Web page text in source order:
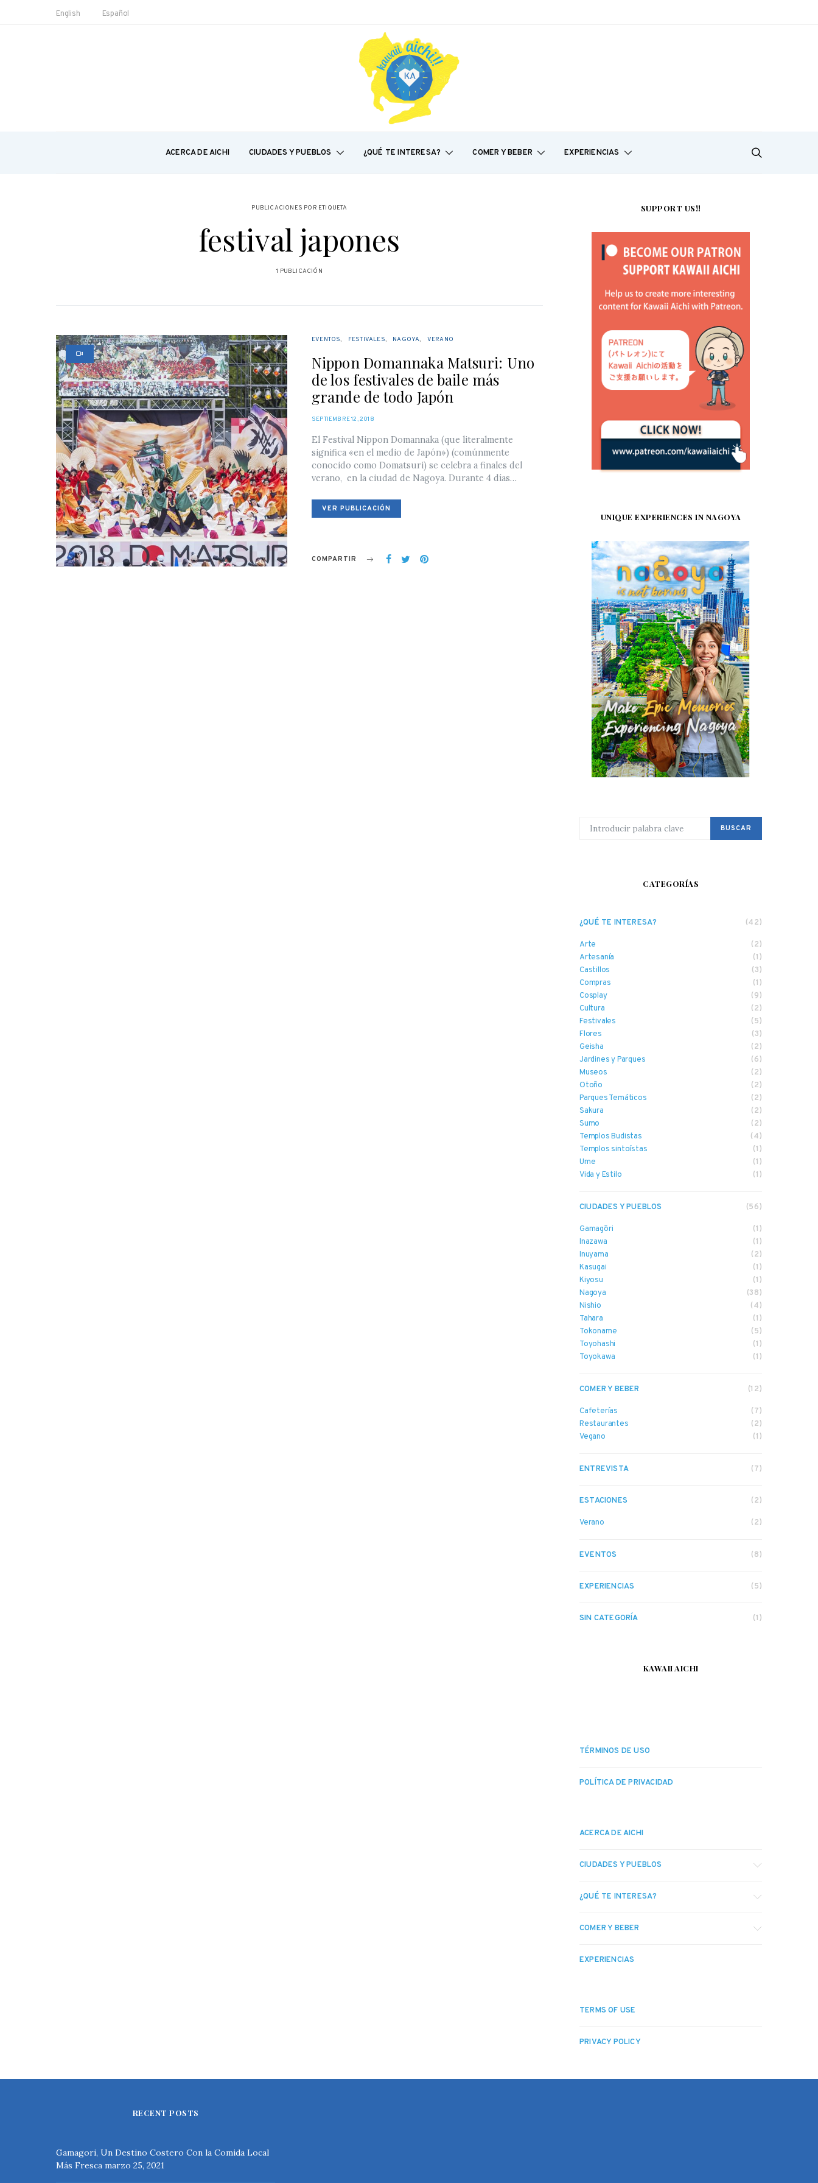
English Español
ACERCA DE AICHI CIUDADES Y PUEBLOS ¿QUÉ TE INTERESA? COMER Y BEBER EXPERIENCIAS
PUBLICACIONES POR ETIQUETA
festival japones
1 PUBLICACIÓN
EVENTOS FESTIVALES NAGOYA VERANO
Nippon Domannaka Matsuri: Uno
de los festivales de baile más
grande de todo Japón
POSTED
SEPTIEMBRE 12, 2018
El Festival Nippon Domannaka (que literalmente
significa «en el medio de Japón») (comúnmente
conocido como Domatsuri) se celebra a finales del
verano, en la ciudad de Nagoya. Durante 4 días…
VER PUBLICACIÓN
COMPARTIR
SUPPORT US!!
UNIQUE EXPERIENCES IN NAGOYA
BUSCAR
CATEGORÍAS
¿QUÉ TE INTERESA? (42)
Arte
(2)
Artesanía
(1)
Castillos
(3)
Compras
(1)
Cosplay
(9)
Cultura
(2)
Festivales
(5)
Flores
(3)
Geisha
(2)
Jardines y Parques
(6)
Museos
(2)
Otoño
(2)
Parques Temáticos
(2)
Sakura
(2)
Sumo
(2)
Templos Budistas
(4)
Templos sintoístas
(1)
Ume
(1)
Vida y Estilo
(1)
CIUDADES Y PUEBLOS (56)
Gamagōri
(1)
Inazawa
(1)
Inuyama
(2)
Kasugai
(1)
Kiyosu
(1)
Nagoya
(38)
Nishio
(4)
Tahara
(1)
Tokoname
(5)
Toyohashi
(1)
Toyokawa
(1)
COMER Y BEBER (12)
Cafeterías
(7)
Restaurantes
(2)
Vegano
(1)
ENTREVISTA (7)
ESTACIONES (2)
Verano (2)
EVENTOS (8)
EXPERIENCIAS (5)
SIN CATEGORÍA (1)
KAWAII AICHI
TÉRMINOS DE USO
POLÍTICA DE PRIVACIDAD
ACERCA DE AICHI
CIUDADES Y PUEBLOS
¿QUÉ TE INTERESA?
COMER Y BEBER
EXPERIENCIAS
TERMS OF USE
PRIVACY POLICY
RECENT POSTS
Gamagori, Un Destino Costero Con la Comida Local
Más Fresca marzo 25, 2021